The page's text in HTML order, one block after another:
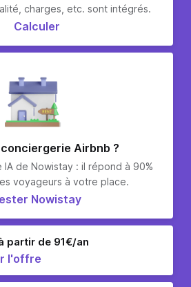
charges, etc. sont intégrés.
Calculer
Airbnb ?
de Nowistay : il répond à 90%
voyageurs à votre place.
Nowistay
partir de 91€/an
l'offre